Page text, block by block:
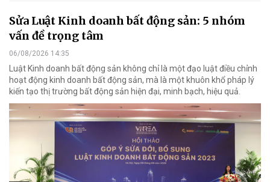
Sửa Luật Kinh doanh bất động sản: 5 nhóm
vấn đề trọng tâm
06/08/2026 14:35
Luật Kinh doanh bất động sản không chỉ là một đạo luật điều chỉnh
hoạt động kinh doanh bất động sản, mà là một khuôn khổ pháp lý
kiến tạo thị trường bất động sản hiện đại, minh bạch, hiệu quả.